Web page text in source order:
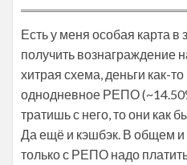
Есть у меня особая карта
получить вознаграждение
хитрая схема, деньги как-
однодневное РЕПО
тратишь с него, то они как
Да ещё и кэшбэк. В общем
только с РЕПО надо